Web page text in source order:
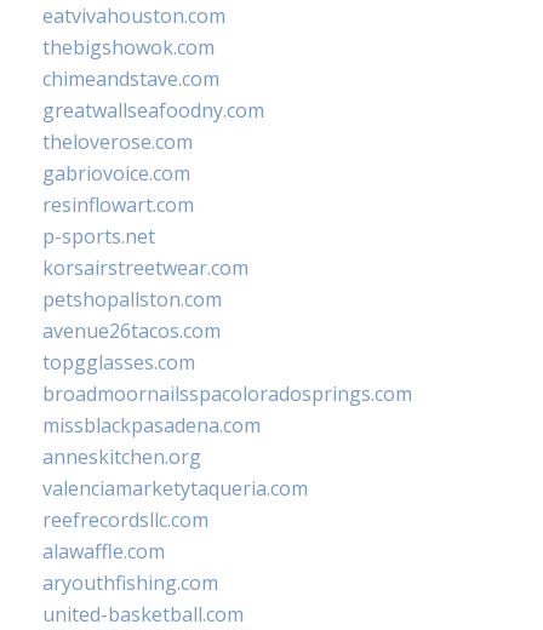
eatvivahouston.com
thebigshowok.com
chimeandstave.com
greatwallseafoodny.com
theloverose.com
gabriovoice.com
resinflowart.com
p-sports.net
korsairstreetwear.com
petshopallston.com
avenue26tacos.com
topgglasses.com
broadmoornailsspacoloradosprings.com
missblackpasadena.com
anneskitchen.org
valenciamarketytaqueria.com
reefrecordsllc.com
alawaffle.com
aryouthfishing.com
united-basketball.com